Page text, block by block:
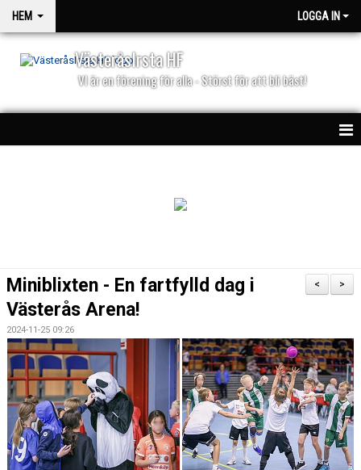
HEM LOGGA IN
VästeråsIrsta HF
VI är en förening för alla - Störst för att bli bäst!
MATCHER
>
<
Miniblixten - En fartfylld dag i
Västerås Arena!
2024-11-25 09:26